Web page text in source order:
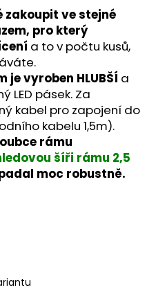
zakoupit ve stejné
pro který
a to v počtu kusů,
je vyroben HLUBŠÍ a
LED pásek. Za
kabel pro zapojení do
kabelu 1,5m).
rámu
šíři rámu 2,5
moc robustně.